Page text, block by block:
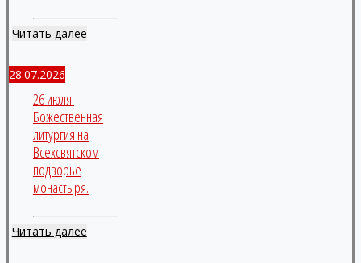
Читать далее
28.07.2026
26 июля.
Божественная
литургия на
Всехсвятском
подворье
монастыря.
Читать далее